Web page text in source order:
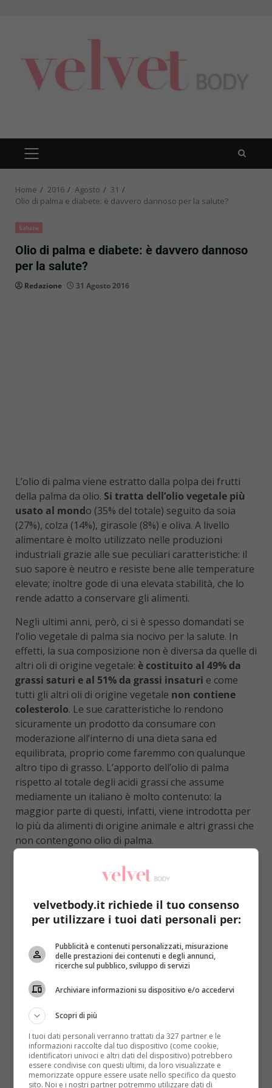
PRIMARY
MENU
Home 2016 Agosto
31
Olio di palma e diabete: è davvero dannoso per la salute?
Salute
Olio di palma e diabete: è davvero dannoso
per la salute?
Redazione 31 Agosto 2016
L’olio di palma viene estratto dalla polpa dei frutti
della palma da olio. Si tratta dell’olio vegetale più
usato al mondo (35% del totale) seguito da soia
(27%), colza (14%), girasole (8%) e oliva. A livello
alimentare è molto utilizzato nelle produzioni
industriali grazie alle sue peculiari caratteristiche: il
suo sapore è neutro e resiste bene alle temperature
elevate; inoltre gode di una elevata stabilità, che lo
rende adatto a conservare gli alimenti.
Negli ultimi anni, però, ci si è spesso domandati se
l’olio vegetale di palma sia nocivo per la salute. In
effetti, la sua composizione non è diversa da quelle di
altri oli di origine vegetale: è costituito al 49% da
grassi saturi e al 51% da grassi insaturi e come
tutti gli altri oli di origine vegetale non contiene
colesterolo. Le sue caratteristiche lo rendono
sicuramente un prodotto da consumare con
moderazione all’interno di una dieta sana ed
equilibrata, proprio come faremmo con qualunque
altro tipo di grasso. L’apporto dell’olio di palma
rispetto al totale degli acidi grassi che assume
mediamente un italiano è molto contenuto: la
maggior parte di questi, infatti, viene introdotta per
lo più da alimenti di origine animale e altri grassi che
non contengono olio di palma.
Recentemente si è molto discusso
meno del consumo di questo tipo di olio sulla
l’olio di palma è nocivo per la salute? La risposta
sembra essere chiara, alla luce degli studi più recenti.
italiana di diabetologia incriminava l’olio sostenendo
che “Può aprire la strada al diabete di tipo 2”.
L’esperimento condotto dagli scienziati implicava che
fosse introdotta una quantità massiccia di palmitato
all’interno delle cellule del pancreas, procurando
all’organo dei danni. Poco dopo, però
riscontrato sulle cavie era stato correttodagli
stessi autori della pubblicazione: il palmitato è infatti
solo un componente dell’olio di palma, e la
situazione creata in laboratorioè praticamente
velvetbody.it richiede il tuo consenso
per utilizzare i tuoi dati personali per:
Pubblicità e contenuti personalizzati, misurazione
delle prestazioni dei contenuti e degli annunci,
ricerche sul pubblico, sviluppo di servizi
Archiviare informazioni su dispositivo e/o accedervi
Scopri di più
I tuoi dati personali verranno trattati da 327 partner e le
informazioni raccolte dal tuo dispositivo (come cookie,
identificatori univoci e altri dati del dispositivo) potrebbero
essere condivise con questi ultimi, da loro visualizzate e
memorizzate oppure essere usate nello specifico da questo
sito. Noi e i nostri partner potremmo utilizzare dati di